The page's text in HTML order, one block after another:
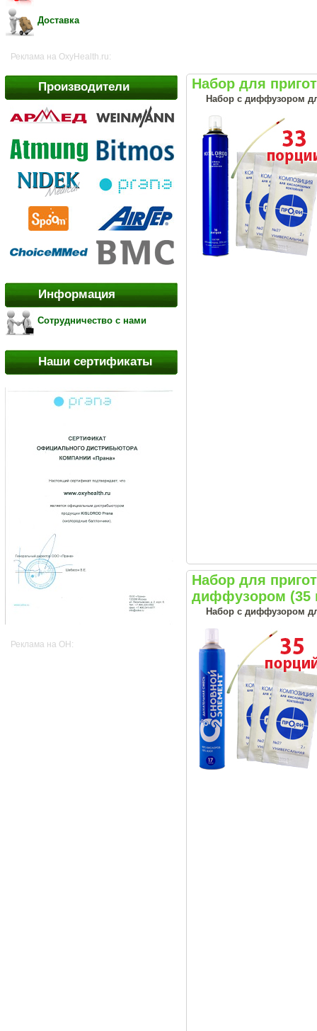
Доставка
Реклама на OxyHealth.ru:
Производители
Информация
Сотрудничество с нами
Наши сертификаты
Реклама на OH:
Набор для
Набор с диффузором
Набор для
диффузором (35
Набор с диффузором